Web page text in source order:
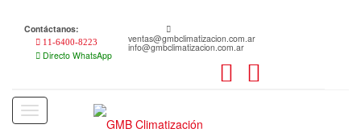
content
Contáctanos:
11-6400-8223
Directo WhatsApp
ventas@gmbclimatizacion.com.ar
info@gmbclimatizacion.com.ar
Toggle
navigation